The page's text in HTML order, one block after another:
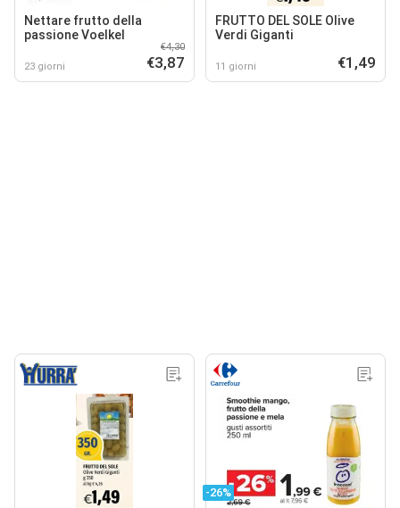
Nettare frutto della
passione Voelkel
23 giorni
€4,30
€3,87
FRUTTO DEL SOLE Olive
Verdi Giganti
11 giorni €1,49
-26%